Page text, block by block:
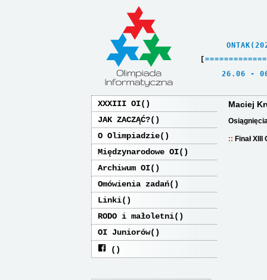
[ =============
26.06
XXXIII OI
JAK ZACZĄĆ?
O Olimpiadzie
Międzynarodowe OI
Archiwum OI
Omówienia zadań
Linki
RODO i małoletni
OI Juniorów
Maciej
Finał